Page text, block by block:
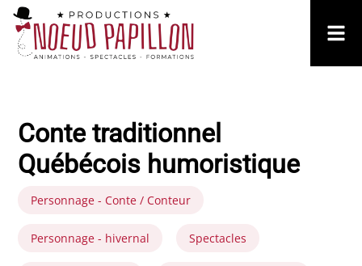
Conte traditionnel
Québécois humoristique
Personnage - Conte / Conteur
Personnage - hivernal Spectacles